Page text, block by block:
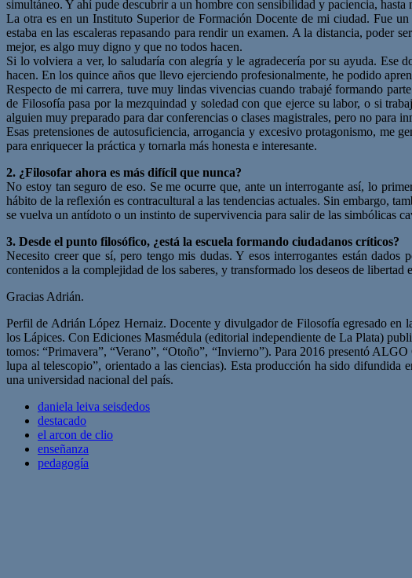
simultáneo. Y ahí pude descubrir a un hombre con sensibilidad y paciencia,
La otra es en un Instituto Superior de Formación Docente de mi ciudad. Fue
estaba en las escaleras repasando para rendir un examen. A la distancia, poder
mejor, es algo muy digno y que no todos hacen.
Si lo volviera a ver, lo saludaría con alegría y le agradecería por su ayuda. Ese
hacen. En los quince años que llevo ejerciendo profesionalmente, he podido
Respecto de mi carrera, tuve muy lindas vivencias cuando trabajé formando
de Filosofía pasa por la mezquindad y soledad con que ejerce su labor, o si
alguien muy preparado para dar conferencias o clases magistrales, pero no para
Esas pretensiones de autosuficiencia, arrogancia y excesivo protagonismo, me
para enriquecer la práctica y tornarla más honesta e interesante.
2. ¿Filosofar ahora es más difícil que nunca?
No estoy tan seguro de eso. Se me ocurre que, ante un interrogante así, lo
hábito de la reflexión es contracultural a las tendencias actuales. Sin embargo,
se vuelva un antídoto o un instinto de supervivencia para salir de las simbólicas
3. Desde el punto filosófico, ¿está la escuela formando ciudadanos críticos?
Necesito creer que sí, pero tengo mis dudas. Y esos interrogantes están
contenidos a la complejidad de los saberes, y transformado los deseos de libertad
Gracias Adrián.
Perfil de Adrián López Hernaiz. Docente y divulgador de Filosofía egresado en
los Lápices. Con Ediciones Masmédula (editorial independiente de La Plata)
tomos: “Primavera”, “Verano”, “Otoño”, “Invierno”). Para 2016 presentó
lupa al telescopio”, orientado a las ciencias). Esta producción ha sido
una universidad nacional del país.
daniela leiva seisdedos
destacado
el arcon de clio
enseñanza
pedagogía